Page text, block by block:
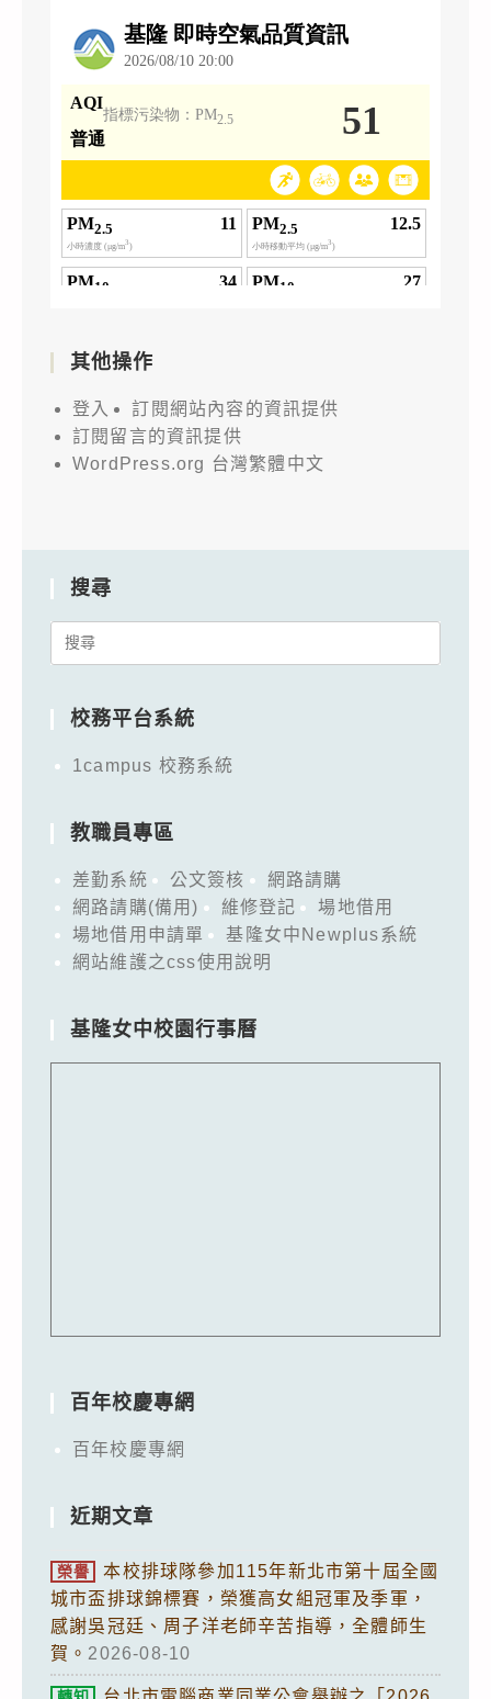
其他操作
登入
訂閱網站內容的資訊提供
訂閱留言的資訊提供
WordPress.org 台灣繁體中文
搜尋
Search
校務平台系統
1campus 校務系統
教職員專區
差勤系統 公文簽核
網路請購
網路請購(備用)
維修登記
場地借用
場地借用申請單
基隆女中Newplus系統
網站維護之css使用說明
基隆女中校園行事曆
百年校慶專網
百年校慶專網
近期文章
榮譽
本校排球隊參加115年新北市第十屆全國
城市盃排球錦標賽，榮獲高女組冠軍及季軍，
感謝吳冠廷、周子洋老師辛苦指導，全體師生
賀。 2026-08-10